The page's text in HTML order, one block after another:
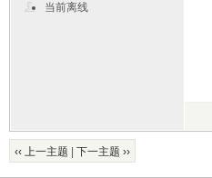
当前离线
‹‹ 上一主题 下一主题 ››